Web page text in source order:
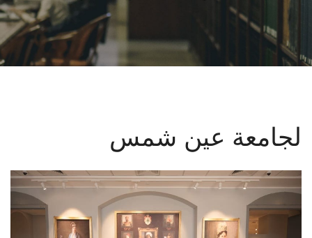
الشئون الأكاديمية
البحث العلمي
الأنظمة الذكية
الإعلام
لجامعة عين شمس